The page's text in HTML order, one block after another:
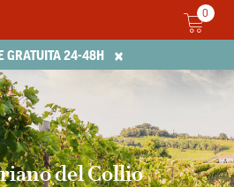
GRATUITA 24-48H ×
0
del Collio